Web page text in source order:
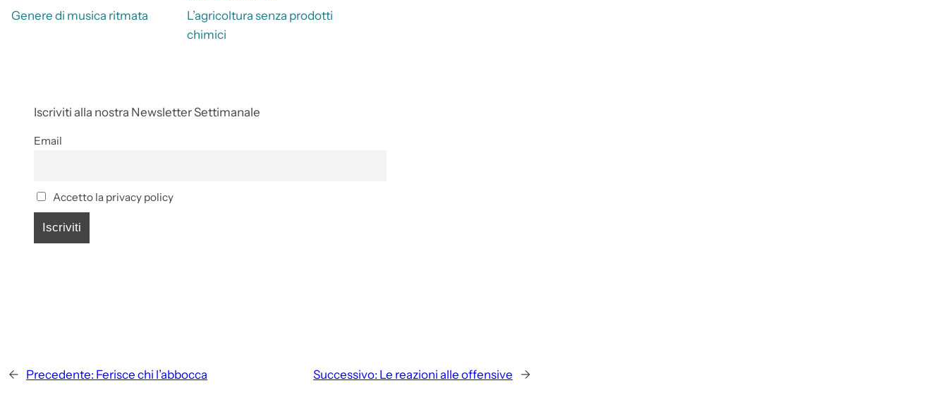
Genere di musica ritmata
L’agricoltura senza prodotti
chimici
Iscriviti alla nostra Newsletter Settimanale
Email
Accetto la privacy policy
← Precedente: Ferisce chi l’abbocca Successivo: Le reazioni alle offensive →